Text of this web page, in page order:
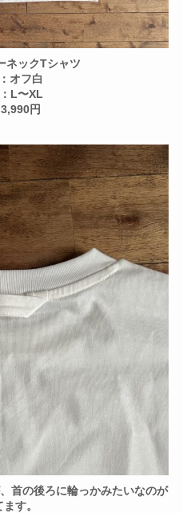
ネックTシャツ
オフ白
L〜XL
円
首の後ろに輪っかみたいなのが
す。